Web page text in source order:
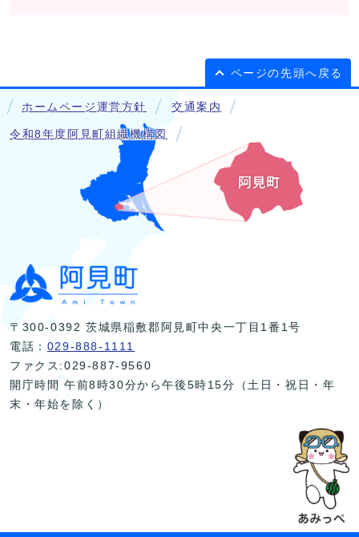
ページの先頭へ戻る
ホームページ運営方針 交通案内
令和8年度阿見町組織機構図
〒300-0392 茨城県稲敷郡阿見町中央一丁目1番1号
電話： 029-888-1111
ファクス:029-887-9560
開庁時間 午前8時30分から午後5時15分（土日・祝日・年
末・年始を除く）